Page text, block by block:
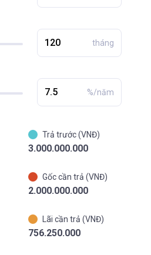
tháng
%/năm
Trả trước (VNĐ)
3.000.000.000
Gốc cần trả (VNĐ)
2.000.000.000
Lãi cần trả (VNĐ)
756.250.000